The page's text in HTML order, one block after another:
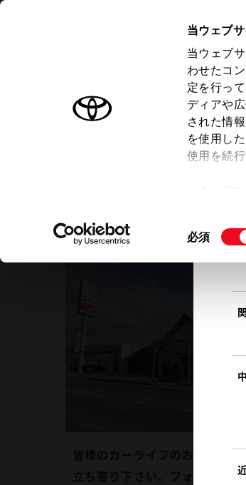
当ウェブ
当ウェブ
わせたコ
定を行っ
ディアや
された情
を使用し
使用を続
て」をご
同
必須
オーナーサポート トピ
トヨタ認定中古車
トヨタ認定中古車の
Ｕ－Ｃａｒ南高槻店
皆様のカーライフのお手伝い
立ち寄り下さい。フォルクスワ